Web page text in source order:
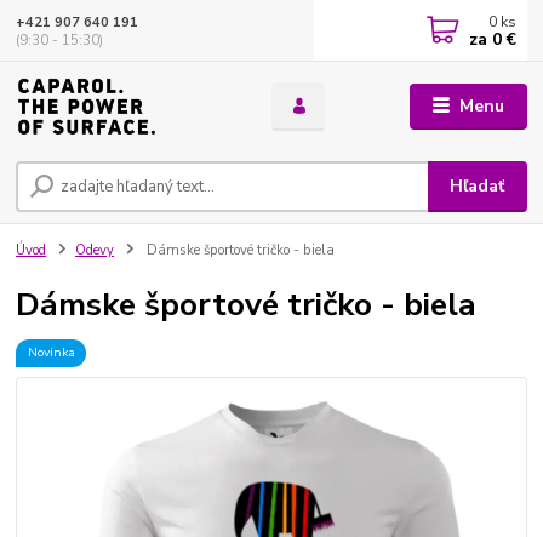
Menu
Hľadať
+421 907 640 191
(9:30 - 15:30)
0 ks
za 0 €
Úvod Odevy Dámske športové tričko - biela
Dámske športové tričko - biela
Novinka